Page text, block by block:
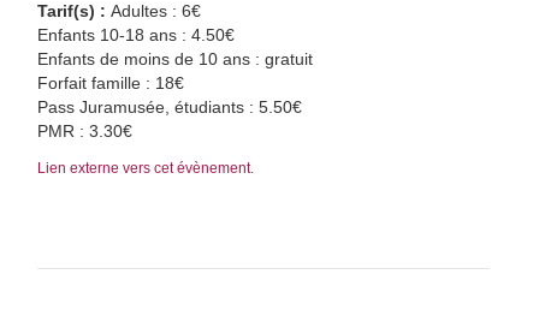
Tarif(s) : Adultes : 6€
Enfants 10-18 ans : 4.50€
Enfants de moins de 10 ans : gratuit
Forfait famille : 18€
Pass Juramusée, étudiants : 5.50€
PMR : 3.30€
Lien externe vers cet évènement.